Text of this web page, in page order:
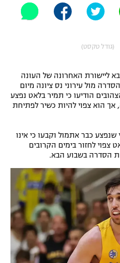
עסק
(גודל טקסט)
ליישורת האחרונה של העונה
מול עירוני נס ציונה מיום
הודיעו כי תמיר בלאט נפצע
אך הוא צפוי להיות כשיר לפתיחת
כבר אתמול וקבעו כי אינו
לחזור בימים הקרובים
הסדרה בשבוע הבא.